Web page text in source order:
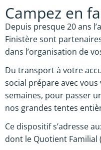
Campez en
Depuis presque 20 ans
Finistère sont
dans l’organisation de
Du transport à votre
social prépare avec
semaines, pour passer
nos grandes tentes
Ce dispositif s’adresse
dont le Quotient Familial